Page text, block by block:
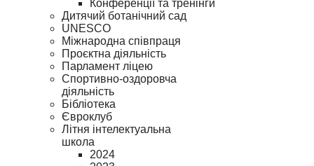
Конференції та тренінги
Дитячий ботанічний сад
UNESCO
Міжнародна співпраця
Проєктна діяльність
Парламент ліцею
Спортивно-оздоровча
діяльність
Бібліотека
Євроклуб
Літня інтелектуальна
школа
2024